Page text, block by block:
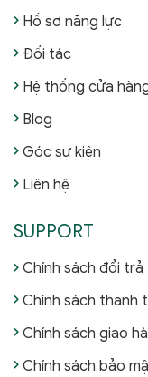
Hồ sơ năng lực
Đối tác
Hệ thống cửa
Blog
Góc sự kiện
Liên hệ
SUPPORT
Chính sách đổi trả
Chính sách thanh
Chính sách giao
Chính sách bảo